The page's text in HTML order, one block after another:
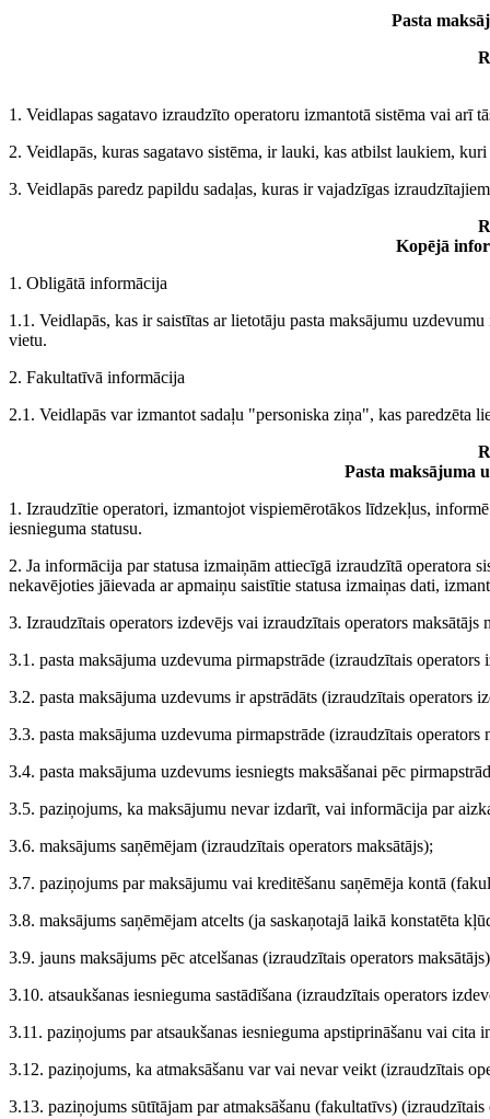
Pasta
1. Veidlapas sagatavo izraudzīto operatoru izmantotā sistēma vai arī
2. Veidlapās, kuras sagatavo sistēma, ir lauki, kas atbilst laukiem,
3. Veidlapās paredz papildu sadaļas, kuras ir vajadzīgas
Kopējā
1. Obligātā informācija
1.1. Veidlapās, kas ir saistītas ar lietotāju pasta maksājumu
vietu.
2. Fakultatīvā informācija
2.1. Veidlapās var izmantot sadaļu "personiska ziņa", kas paredzēta
Pasta maksājuma
1. Izraudzītie operatori, izmantojot vispiemērotākos līdzekļus,
iesnieguma statusu.
2. Ja informācija par statusa izmaiņām attiecīgā izraudzītā operatora
nekavējoties jāievada ar apmaiņu saistītie statusa izmaiņas dati,
3. Izraudzītais operators izdevējs vai izraudzītais operators maksātājs
3.1. pasta maksājuma uzdevuma pirmapstrāde (izraudzītais operators
3.2. pasta maksājuma uzdevums ir apstrādāts (izraudzītais operators
3.3. pasta maksājuma uzdevuma pirmapstrāde (izraudzītais operators
3.4. pasta maksājuma uzdevums iesniegts maksāšanai pēc
3.5. paziņojums, ka maksājumu nevar izdarīt, vai informācija par
3.6. maksājums saņēmējam (izraudzītais operators maksātājs);
3.7. paziņojums par maksājumu vai kreditēšanu saņēmēja kontā
3.8. maksājums saņēmējam atcelts (ja saskaņotajā laikā konstatēta
3.9. jauns maksājums pēc atcelšanas (izraudzītais operators
3.10. atsaukšanas iesnieguma sastādīšana (izraudzītais operators
3.11. paziņojums par atsaukšanas iesnieguma apstiprināšanu vai cita
3.12. paziņojums, ka atmaksāšanu var vai nevar veikt (izraudzītais
3.13. paziņojums sūtītājam par atmaksāšanu (fakultatīvs) (izraudzītais